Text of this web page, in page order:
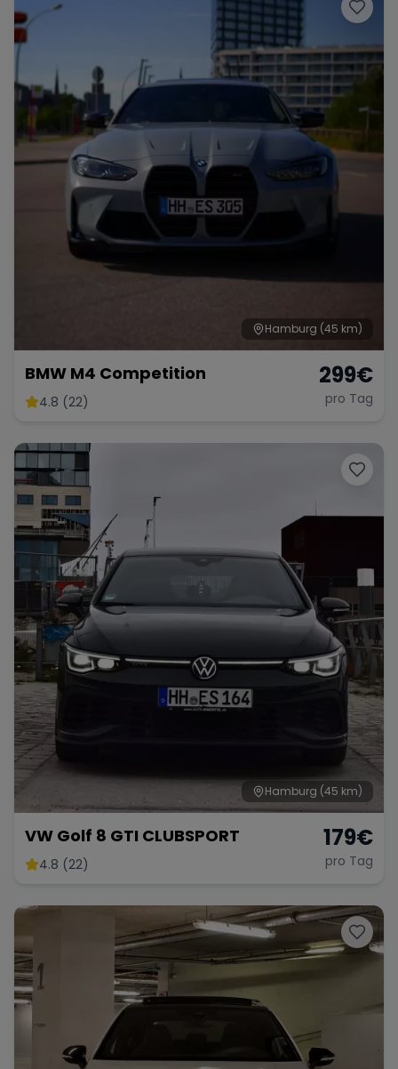
Hamburg (45 km)
BMW M4 Competition
4.8 (22)
299€
pro Tag
Hamburg (45 km)
VW Golf 8 GTI CLUBSPORT
4.8 (22)
179€
pro Tag